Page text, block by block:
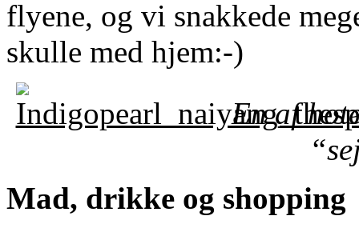
flyene, og vi snakkede
skulle med hjem:-)
En af
Mad, drikke og shopping